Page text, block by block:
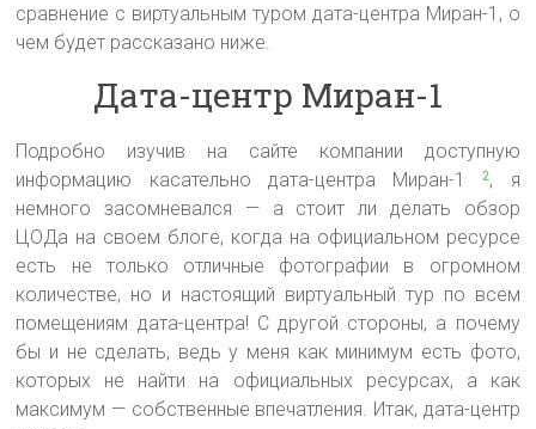
сравнение с виртуальным туром дата-центра Миран-1, о
чем будет рассказано ниже.
Дата-центр Миран-1
Подробно изучив на сайте компании доступную
информацию касательно дата-центра Миран-1
2, я
немного засомневался — а стоит ли делать обзор
ЦОДа на своем блоге, когда на официальном ресурсе
есть не только отличные фотографии в огромном
количестве, но и настоящий виртуальный тур по всем
помещениям дата-центра! С другой стороны, а почему
бы и не сделать, ведь у меня как минимум есть фото,
которых не найти на официальных ресурсах, а как
максимум — собственные впечатления. Итак, дата-центр